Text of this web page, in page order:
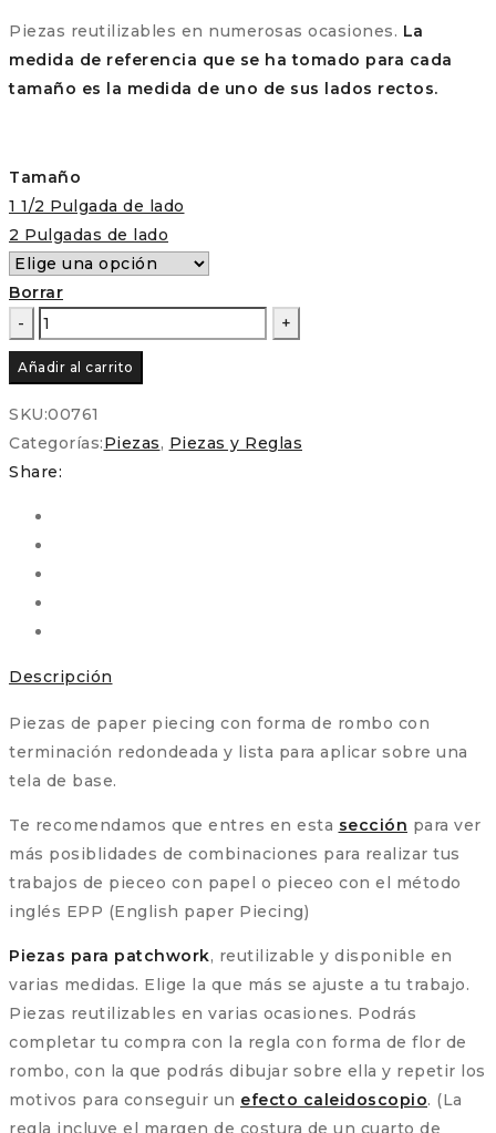
Piezas reutilizables en numerosas ocasiones. La
medida de referencia que se ha tomado para cada
tamaño es la medida de uno de sus lados rectos.
Tamaño
1 1/2 Pulgada de lado
2 Pulgadas de lado
Borrar
Piezas
Precortadas
-
Flor
de
rombo
Patchwork
y
EPP
cantidad
Añadir al carrito
SKU:00761
Categorías:Piezas, Piezas y Reglas
Share:
Descripción
Piezas de paper piecing con forma de rombo con
terminación redondeada y lista para aplicar sobre una
tela de base.
Te recomendamos que entres en esta sección para ver
más posiblidades de combinaciones para realizar tus
trabajos de pieceo con papel o pieceo con el método
inglés EPP (English paper Piecing)
Piezas para patchwork, reutilizable y disponible en
varias medidas. Elige la que más se ajuste a tu trabajo.
Piezas reutilizables en varias ocasiones. Podrás
completar tu compra con la regla con forma de flor de
rombo, con la que podrás dibujar sobre ella y repetir los
motivos para conseguir un efecto caleidoscopio. (La
regla incluye el margen de costura de un cuarto de